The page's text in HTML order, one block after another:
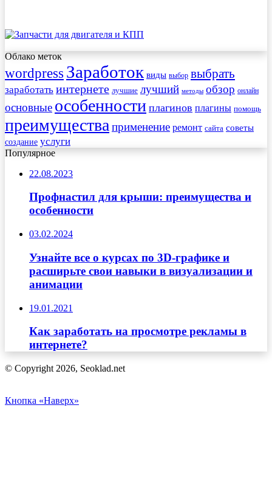
Облако меток
wordpress Заработок виды выбор выбрать
заработать интернете лучшие лучший методы обзор онлайн
основные особенности плагинов плагины помощь
преимущества применение ремонт сайта советы
создание услуги
Популярное
22.08.2023
Профнастил для крыши: преимущества и
особенности
03.02.2024
Узнайте все о курсах по 3D-графике и
расширьте свои навыки в визуализации и
анимации
19.01.2021
Как заработать на просмотре рекламы в
интернете?
© Copyright 2026, Seoklad.net
Кнопка «Наверх»